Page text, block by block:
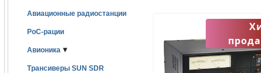
Авиационные радиостанции
PoC-рации
Авионика ▾
Трансиверы SUN SDR